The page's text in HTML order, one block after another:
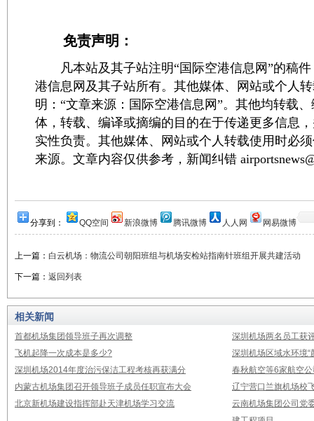
免责声明：
凡本站及其子站注明“国际空港信息网”的稿件
港信息网及其子站所有。其他媒体、网站或个人
明：“文章来源：国际空港信息网”。其他均转载
体，转载、编译或摘编的目的在于传递更多信息
实性负责。其他媒体、网站或个人转载使用时必
来源。文章内容仅供参考，新闻纠错
分享到： QQ空间 新浪微博 腾讯微博 人人网 网易微博
上一篇： 白云机场：物流公司朝阳班组与机场安检站指南针班组开展共建活动
下一篇： 返回列表
相关新闻
首都机场集团领导班子再次调整
深圳机场两名员工获
飞机起降一次成本是多少?
深圳机场区域水环境“
深圳机场2014年度治污保洁工程考核再获满分
春秋航空等6家航空
内蒙古机场集团召开领导班子成员任职宣布大会
辽宁营口兰旗机场校
北京新机场建设指挥部赴天津机场学习交流
云南机场集团公司党